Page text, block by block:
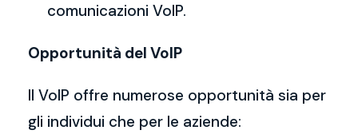
comunicazioni VoIP.
Opportunità del VoIP
Il VoIP offre numerose opportunità sia per
gli individui che per le aziende: